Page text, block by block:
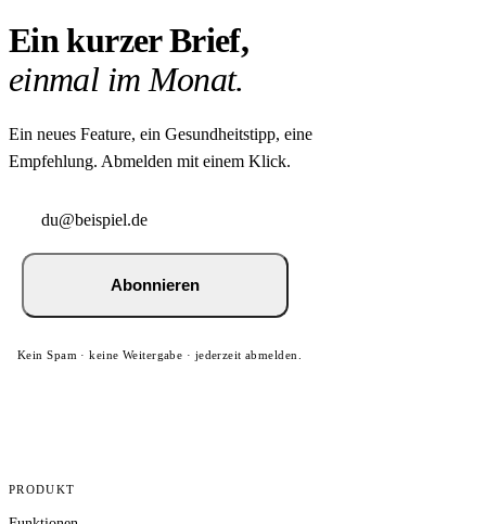
Ein kurzer Brief,
einmal im Monat.
Ein neues Feature, ein Gesundheitstipp, eine
Empfehlung. Abmelden mit einem Klick.
Abonnieren
Kein Spam · keine Weitergabe · jederzeit abmelden.
PRODUKT